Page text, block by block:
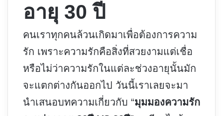
อายุ 30 ปี
คนเราทุกคนล้วนเกิดมาเพื่อต้องการความ
รัก เพราะความรักคือสิ่งที่สวยงามแต่เชื่อ
หรือไม่ว่าความรักในแต่ละช่วงอายุนั้นมัก
จะแตกต่างกันออกไป วันนี้เราเลยจะมา
นำเสนอบทความเกี่ยวกับ “มุมมองความรัก